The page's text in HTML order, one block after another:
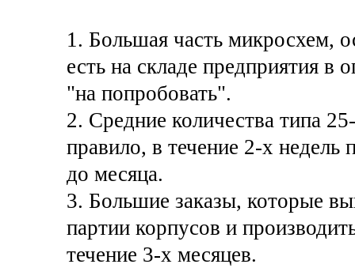
1. Большая часть микросхем,
есть на складе предприятия в
"на попробовать".
2. Средние количества типа
правило, в течение 2-х
до месяца.
3. Большие заказы, которые
партии корпусов и
течение 3-х месяцев.